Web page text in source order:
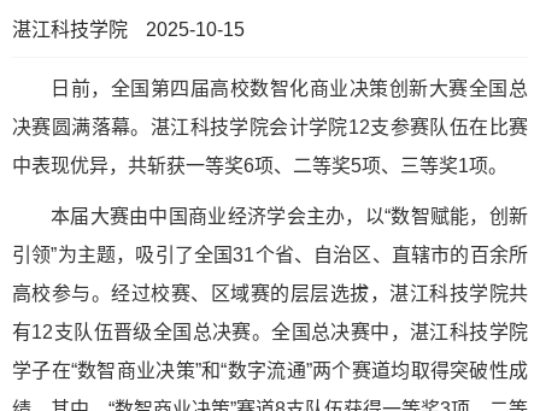
湛江科技学院 2025-10-15
日前，全国第四届高校数智化商业决策创新大赛全国总
决赛圆满落幕。湛江科技学院会计学院12支参赛队伍在比赛
中表现优异，共斩获一等奖6项、二等奖5项、三等奖1项。
本届大赛由中国商业经济学会主办，以“数智赋能，创新
引领”为主题，吸引了全国31个省、自治区、直辖市的百余所
高校参与。经过校赛、区域赛的层层选拔，湛江科技学院共
有12支队伍晋级全国总决赛。全国总决赛中，湛江科技学院
学子在“数智商业决策”和“数字流通”两个赛道均取得突破性成